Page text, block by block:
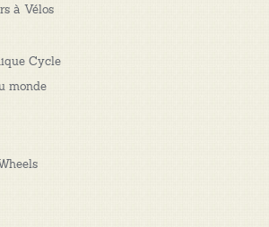
à Vélos
Cycle
monde